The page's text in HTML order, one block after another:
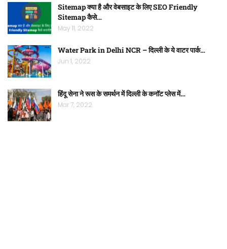
Sitemap क्या है और वेबसाइट के लिए SEO Friendly
Sitemap कैसे…
May 11, 2022
Water Park in Delhi NCR – दिल्ली के ये वाटर पार्क…
Jun 1, 2022
हिंदू सेना ने रूस के समर्थन में दिल्ली के कनॉट प्लेस में…
Mar 7, 2022